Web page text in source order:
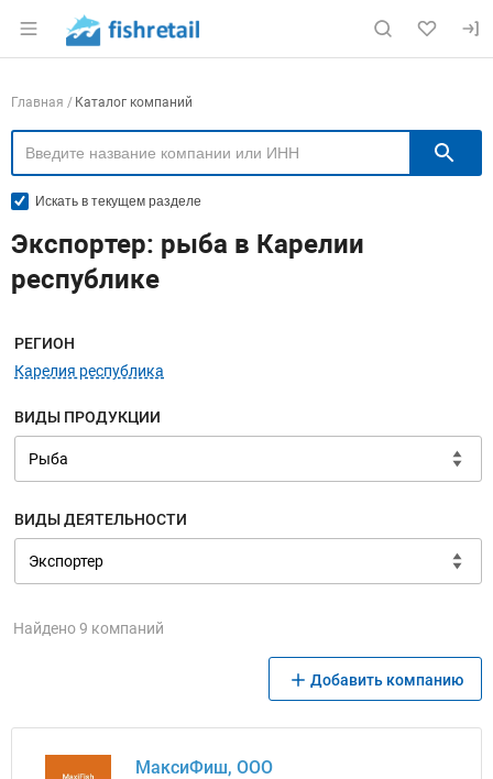
Раздел навигации по сайту fishretail.ru
Навигация по компаниям
Главная Каталог компаний
Искать в текущем разделе
Экспортер: рыба в Карелии
республике
Меню навигации
РЕГИОН
Карелия республика
ВИДЫ ПРОДУКЦИИ
ВИДЫ ДЕЯТЕЛЬНОСТИ
Найдено 9 компаний
Добавить компанию
МаксиФиш, ООО